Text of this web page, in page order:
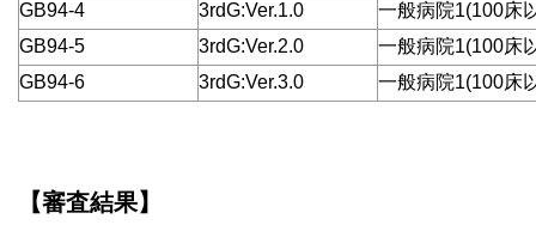
GB94-4
3rdG:Ver.1.0
一般病院1(100床
GB94-5
3rdG:Ver.2.0
一般病院1(100床
GB94-6
3rdG:Ver.3.0 一般病院1(100床
【審査結果】